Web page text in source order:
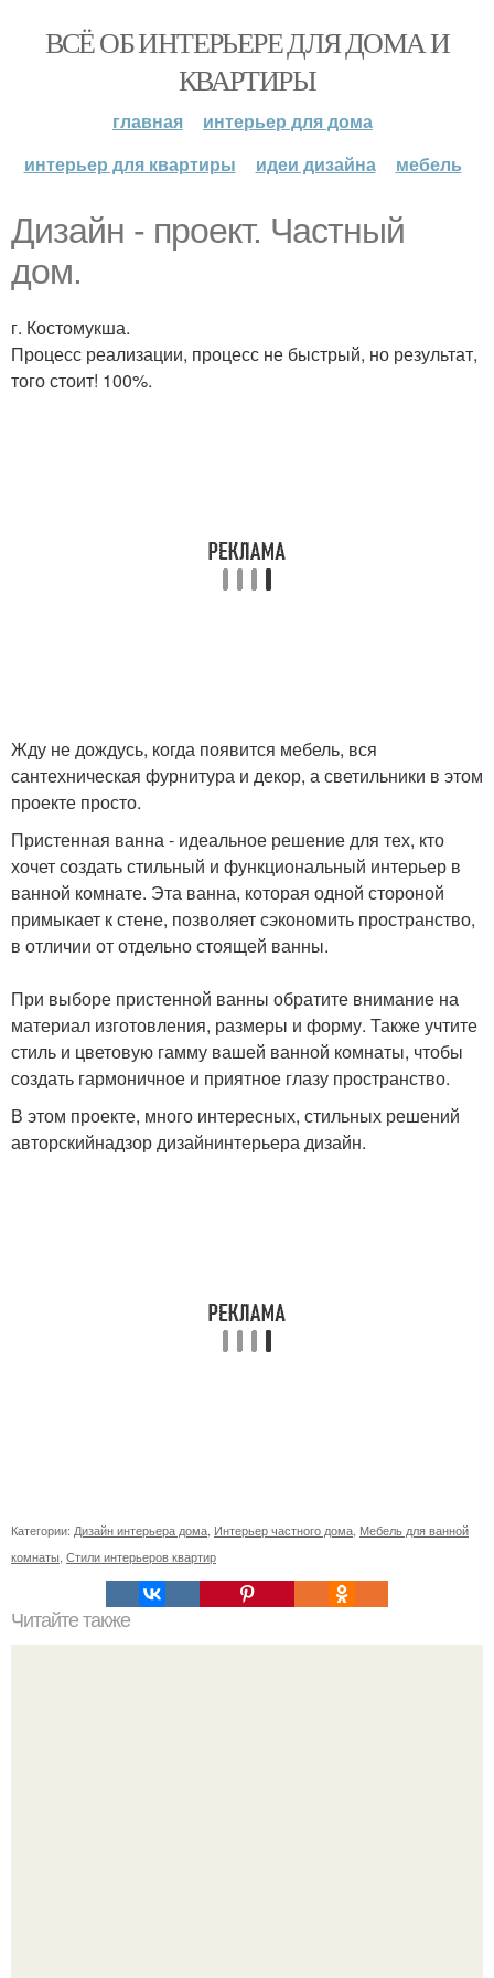
ВСЁ ОБ ИНТЕРЬЕРЕ ДЛЯ ДОМА И
КВАРТИРЫ
главная
интерьер для дома
интерьер для квартиры
идеи дизайна мебель
Дизайн - проект. Частный
дом.
г. Костомукша.
Процесс реализации, процесс не быстрый, но результат,
того стоит! 100%.
Жду не дождусь, когда появится мебель, вся
сантехническая фурнитура и декор, а светильники в этом
проекте просто.
Пристенная ванна - идеальное решение для тех, кто
хочет создать стильный и функциональный интерьер в
ванной комнате. Эта ванна, которая одной стороной
примыкает к стене, позволяет сэкономить пространство,
в отличии от отдельно стоящей ванны.
При выборе пристенной ванны обратите внимание на
материал изготовления, размеры и форму. Также учтите
стиль и цветовую гамму вашей ванной комнаты, чтобы
создать гармоничное и приятное глазу пространство.
В этом проекте, много интересных, стильных решений
авторскийнадзор дизайнинтерьера дизайн.
Категории: Дизайн интерьера дома Интерьер частного дома Мебель для ванной
комнаты Стили интерьеров квартир
Читайте также